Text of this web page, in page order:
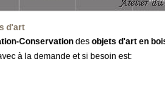
d'art
Conservation des objets d'art en
à la demande et si besoin est: